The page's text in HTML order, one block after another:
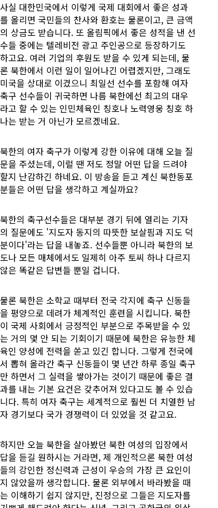
사실 대한민국에서 이렇게 국제 대회에서 좋은 성과
를 올리면 국민들의 찬사와 환호는 물론이고, 큰 금액
의 상금도 받습니다. 또 올림픽에서 좋은 성적을 낸 선
수들 중에는 텔레비전 광고 주인공으로 등장하기도
하고요. 여러 기업의 후원도 받을 수 있게 되는데, 물
론 북한에서 이런 일이 일어나긴 어렵겠지만, 그래도
미국을 상대로 이겼으니 최일선 선수를 포함해 여자
축구 선수들이 귀국하면 나름 북한에선 최고의 대우
라고 할 수 있는 인민체육인 칭호나 노력영웅 칭호 하
나는 받는 거 아닌가 모르겠네요.
북한의 여자 축구가 이렇게 강한 이유에 대해 오늘 질
문을 주셨는데, 이럴 땐 저도 정말 어떤 답을 드려야
할지 난감하긴 하네요. 이 방송을 듣고 계신 북한동포
분들은 어떤 답을 생각하고 계실까요?
북한의 축구선수들은 대부분 경기 뒤에 열리는 기자
의 질문에도 '지도자 동지의 따뜻한 보살핌과 지도 덕
분이다'라는 답을 내놓죠. 선수들뿐 아니라 북한의 보
도나 모든 매체에서도 일제히 아주 토씨 하나 다르지
않은 똑같은 답변들 뿐일 겁니다.
물론 북한은 소학교 때부터 전국 각지에 축구 신동들
을 평양으로 데려가 체계적인 훈련을 시킵니다. 북한
이 국제 사회에서 긍정적인 부분으로 주목받을 수 있
는 거의 몇 안 되는 기회이기 때문에 북한은 유능한 체
육인 양성에 전력을 쏟고 있긴 합니다. 그렇게 전국에
서 뽑혀 올라간 축구 신동들이 몇 년간 하루 종일 축구
만 하면서 그 실력을 쌓아가는 것이기 때문에 좋은 결
과를 내는 기본 요건은 갖추어져 있다고도 볼 수 있습
니다. 특히 여자 축구는 세계적으로 훨씬 더 치열한 남
자 경기보다 국가 경쟁력이 더 있었을 것 같고요.
하지만 오늘 북한을 살아봤던 북한 여성의 입장에서
답을 듣길 원하시는 거라면, 제 개인적으론 북한 여성
들의 강인한 정신력과 근성이 우승의 가장 큰 요인이
지 않았을까 생각합니다. 물론 외부에서 바라봤을 때
는 이해하기 쉽지 않지만, 진정으로 그들은 지도자를